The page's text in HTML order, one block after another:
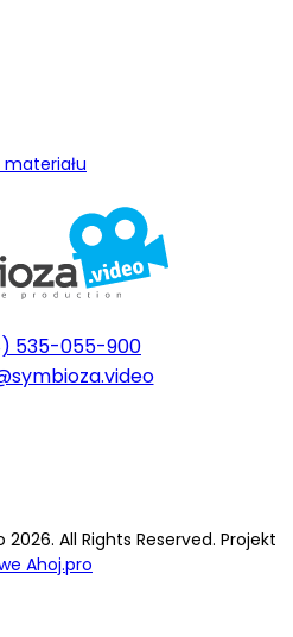
535-055-900
All Rights Reserved. Projekt
Ahoj.pro